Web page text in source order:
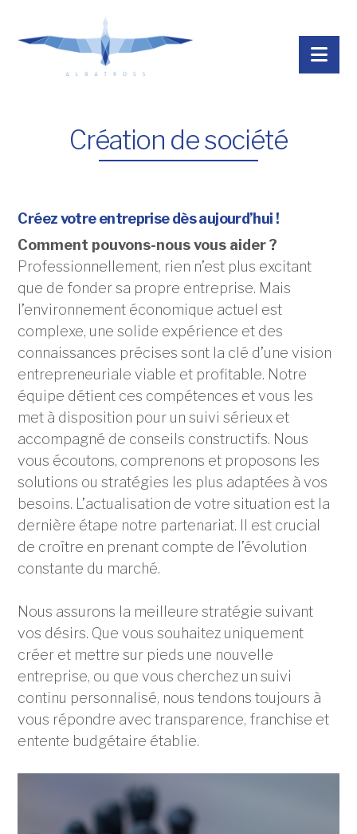
Création de société
Créez votre entreprise dès aujourd’hui !
Comment pouvons-nous vous aider ?
Professionnellement, rien n’est plus excitant
que de fonder sa propre entreprise. Mais
l’environnement économique actuel est
complexe, une solide expérience et des
connaissances précises sont la clé d’une vision
entrepreneuriale viable et profitable. Notre
équipe détient ces compétences et vous les
met à disposition pour un suivi sérieux et
accompagné de conseils constructifs. Nous
vous écoutons, comprenons et proposons les
solutions ou stratégies les plus adaptées à vos
besoins. L’actualisation de votre situation est la
dernière étape notre partenariat. Il est crucial
de croître en prenant compte de l’évolution
constante du marché.
Nous assurons la meilleure stratégie suivant
vos désirs. Que vous souhaitez uniquement
créer et mettre sur pieds une nouvelle
entreprise, ou que vous cherchez un suivi
continu personnalisé, nous tendons toujours à
vous répondre avec transparence, franchise et
entente budgétaire établie.